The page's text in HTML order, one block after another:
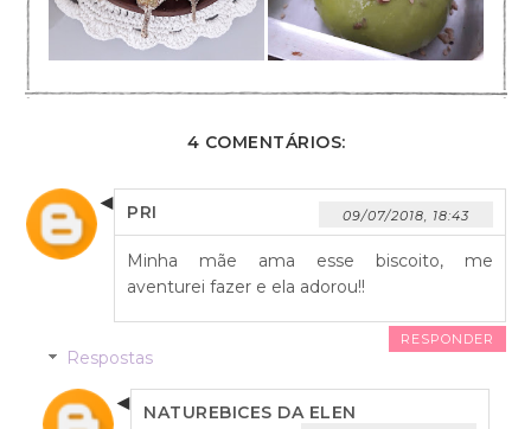
4 COMENTÁRIOS:
PRI 09/07/2018, 18:43
Minha mãe ama esse biscoito, me
aventurei fazer e ela adorou!!
RESPONDER
Respostas
NATUREBICES DA ELEN